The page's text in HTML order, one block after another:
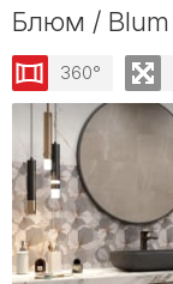
Блюм / Blum
360°